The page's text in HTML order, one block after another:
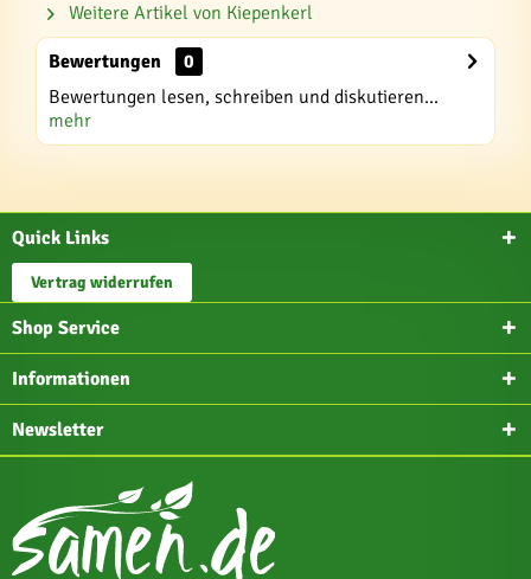
Weitere Artikel von Kiepenkerl
Bewertungen
0
Bewertungen lesen, schreiben und diskutieren...
mehr
Quick Links
Vertrag widerrufen
Shop Service
Informationen
Newsletter